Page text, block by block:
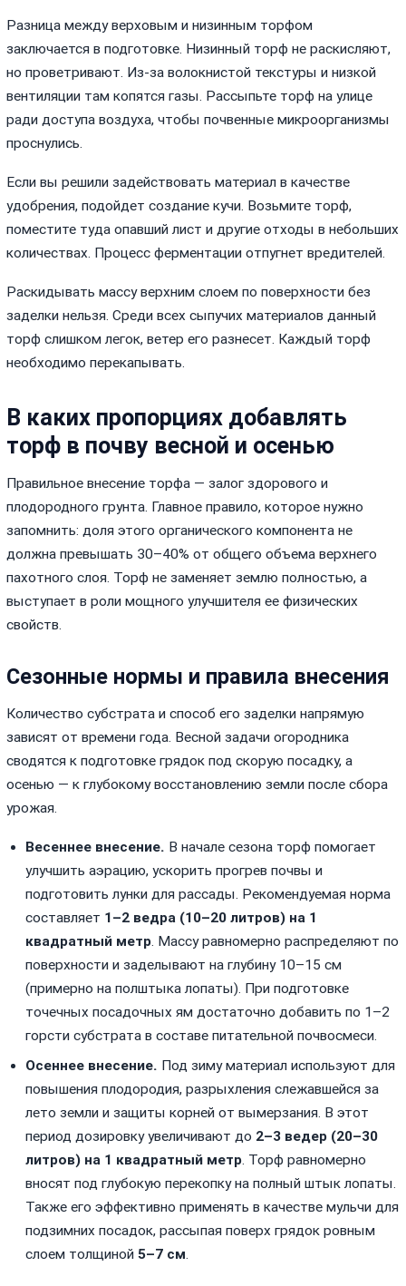
Разница между верховым и низинным торфом
заключается в подготовке. Низинный торф не раскисляют,
но проветривают. Из-за волокнистой текстуры и низкой
вентиляции там копятся газы. Рассыпьте торф на улице
ради доступа воздуха, чтобы почвенные микроорганизмы
проснулись.
Если вы решили задействовать материал в качестве
удобрения, подойдет создание кучи. Возьмите торф,
поместите туда опавший лист и другие отходы в небольших
количествах. Процесс ферментации отпугнет вредителей.
Раскидывать массу верхним слоем по поверхности без
заделки нельзя. Среди всех сыпучих материалов данный
торф слишком легок, ветер его разнесет. Каждый торф
необходимо перекапывать.
В каких пропорциях добавлять
торф в почву весной и осенью
Правильное внесение торфа — залог здорового и
плодородного грунта. Главное правило, которое нужно
запомнить: доля этого органического компонента не
должна превышать 30–40% от общего объема верхнего
пахотного слоя. Торф не заменяет землю полностью, а
выступает в роли мощного улучшителя ее физических
свойств.
Сезонные нормы и правила внесения
Количество субстрата и способ его заделки напрямую
зависят от времени года. Весной задачи огородника
сводятся к подготовке грядок под скорую посадку, а
осенью — к глубокому восстановлению земли после сбора
урожая.
Весеннее внесение. В начале сезона торф помогает
улучшить аэрацию, ускорить прогрев почвы и
подготовить лунки для рассады. Рекомендуемая норма
составляет 1–2 ведра (10–20 литров) на 1
квадратный метр. Массу равномерно распределяют по
поверхности и заделывают на глубину 10–15 см
(примерно на полштыка лопаты). При подготовке
точечных посадочных ям достаточно добавить по 1–2
горсти субстрата в составе питательной почвосмеси.
Осеннее внесение. Под зиму материал используют для
повышения плодородия, разрыхления слежавшейся за
лето земли и защиты корней от вымерзания. В этот
период дозировку увеличивают до 2–3 ведер (20–30
литров) на 1 квадратный метр. Торф равномерно
вносят под глубокую перекопку на полный штык лопаты.
Также его эффективно применять в качестве мульчи для
подзимних посадок, рассыпая поверх грядок ровным
слоем толщиной 5–7 см.